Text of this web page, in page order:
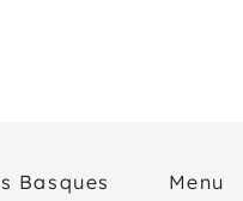
Basques Menu